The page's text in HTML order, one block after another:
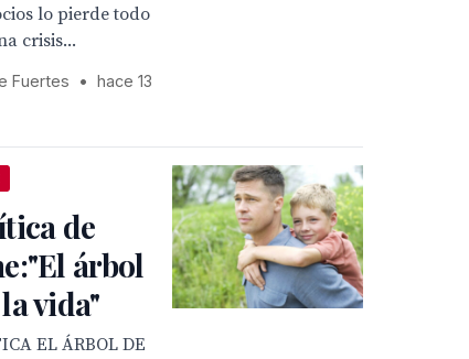
lo pierde todo
crisis...
Fuertes •
hace 13
de
árbol
vida"
EL ÁRBOL DE